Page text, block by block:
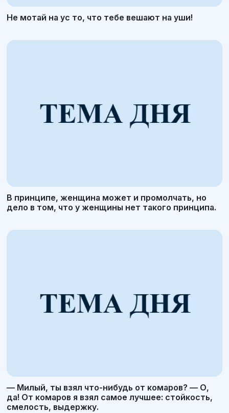
Не мотай на ус то, что тебе вешают на уши!
В принципе, женщина может и промолчать, но
дело в том, что у женщины нет такого принципа.
— Милый, ты взял что-нибудь от комаров? — О,
да! От комаров я взял самое лучшее: стойкость,
смелость, выдержку.